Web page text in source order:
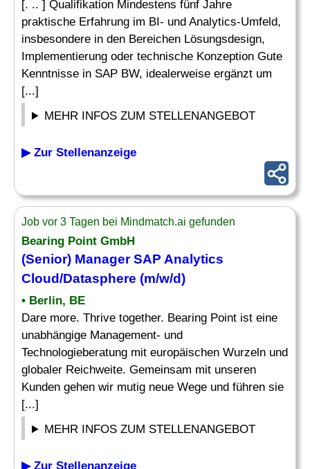
[. .. ] Qualifikation Mindestens fünf Jahre
praktische Erfahrung im BI- und Analytics-Umfeld,
insbesondere in den Bereichen Lösungsdesign,
Implementierung oder technische Konzeption Gute
Kenntnisse in SAP BW, idealerweise ergänzt um
[...]
MEHR INFOS ZUM STELLENANGEBOT
▶ Zur Stellenanzeige
Job vor 3 Tagen bei Mindmatch.ai gefunden
Bearing Point GmbH
(Senior) ManagerSAP Analytics
Cloud/Datasphere (m/w/d)
• Berlin, BE
Dare more. Thrive together. Bearing Point ist eine
unabhängige Management- und
Technologieberatung mit europäischen Wurzeln und
globaler Reichweite. Gemeinsam mit unseren
Kunden gehen wir mutig neue Wege und führen sie
[...]
MEHR INFOS ZUM STELLENANGEBOT
▶ Zur Stellenanzeige